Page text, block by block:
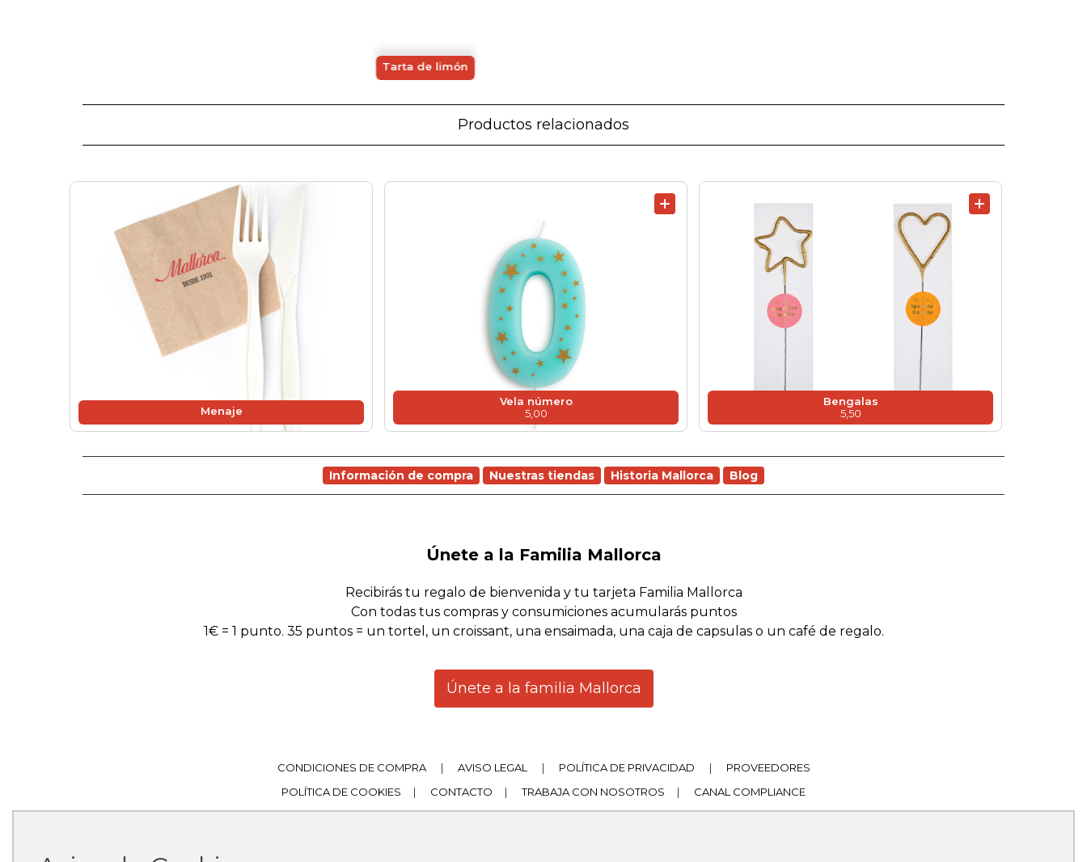
Tarta de limón
Productos relacionados
Menaje
Vela número
5,00
Bengalas
5,50
Información de compra Nuestras tiendas Historia Mallorca Blog
Únete a la Familia Mallorca
Recibirás tu regalo de bienvenida y tu tarjeta Familia Mallorca
Con todas tus compras y consumiciones acumularás puntos
1€ = 1 punto. 35 puntos = un tortel, un croissant, una ensaimada, una caja de capsulas o un café de regalo.
Únete a la familia Mallorca
CONDICIONES DE COMPRA | AVISO LEGAL | POLÍTICA DE PRIVACIDAD |
PROVEEDORES
POLÍTICA DE COOKIES
| CONTACTO | TRABAJA CON NOSOTROS | CANAL COMPLIANCE